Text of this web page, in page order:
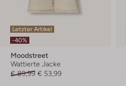
Letzter Artikel
-40%
Moodstreet
Wattierte Jacke
€ 89,99 € 53,99